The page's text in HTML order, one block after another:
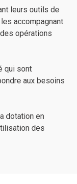
leurs outils de
accompagnant
opérations
qui sont
aux besoins
dotation en
des